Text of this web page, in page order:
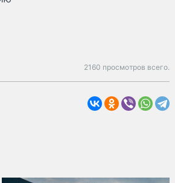
2160 просмотров всего.